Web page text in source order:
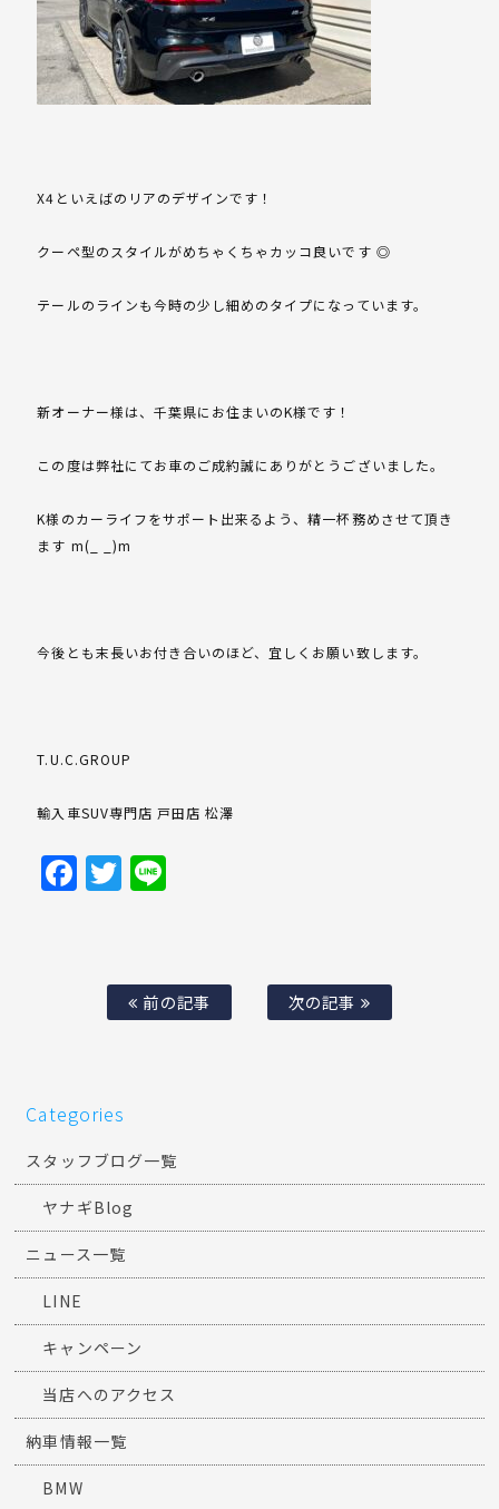
X4といえばのリアのデザインです！
クーペ型のスタイルがめちゃくちゃカッコ良いです ◎
テールのラインも今時の少し細めのタイプになっています。
新オーナー様は、千葉県にお住まいのK様です！
この度は弊社にてお車のご成約誠にありがとうございました。
K様のカーライフをサポート出来るよう、精一杯務めさせて頂き
ます m(_ _)m
今後とも末長いお付き合いのほど、宜しくお願い致します。
T.U.C.GROUP
輸入車SUV専門店 戸田店 松澤
Facebook
Twitter
前の記事 次の記事
Categories
スタッフブログ一覧
ヤナギBlog
ニュース一覧
LINE
キャンペーン
当店へのアクセス
納車情報一覧
BMW